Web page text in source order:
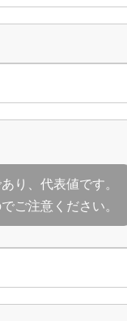
り、代表値です。
ご注意ください。